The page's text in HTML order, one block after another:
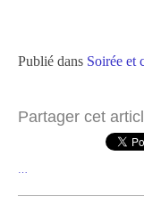
Publié dans Soirée et
Partager cet